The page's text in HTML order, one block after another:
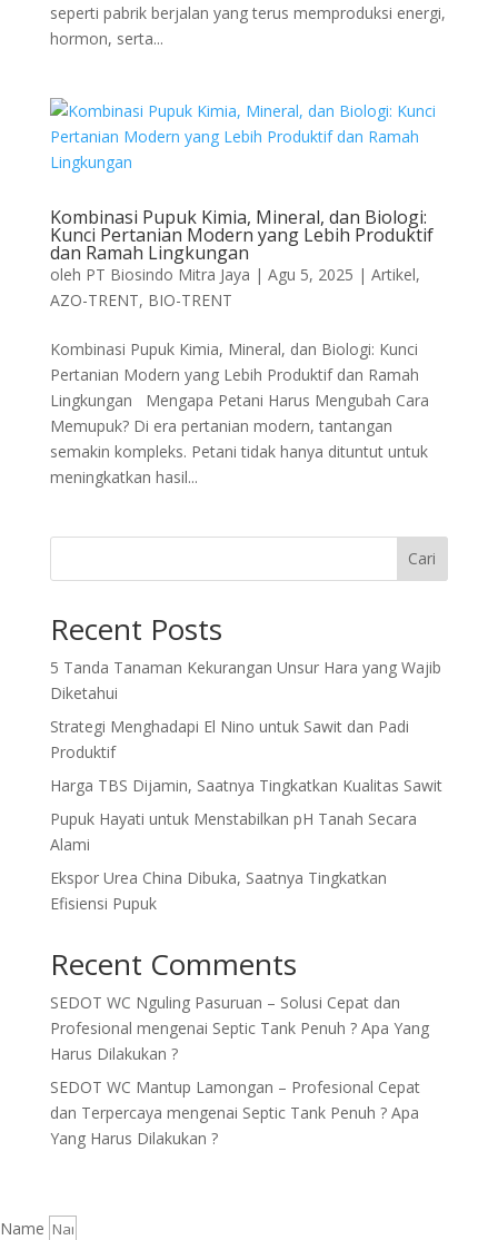
seperti pabrik berjalan yang terus memproduksi energi,
hormon, serta...
Kombinasi Pupuk Kimia, Mineral, dan Biologi:
Kunci Pertanian Modern yang Lebih Produktif
dan Ramah Lingkungan
oleh PT Biosindo Mitra Jaya | Agu 5, 2025 | Artikel,
AZO-TRENT, BIO-TRENT
Kombinasi Pupuk Kimia, Mineral, dan Biologi: Kunci
Pertanian Modern yang Lebih Produktif dan Ramah
Lingkungan Mengapa Petani Harus Mengubah Cara
Memupuk? Di era pertanian modern, tantangan
semakin kompleks. Petani tidak hanya dituntut untuk
meningkatkan hasil...
Cari
Recent Posts
5 Tanda Tanaman Kekurangan Unsur Hara yang Wajib
Diketahui
Strategi Menghadapi El Nino untuk Sawit dan Padi
Produktif
Harga TBS Dijamin, Saatnya Tingkatkan Kualitas Sawit
Pupuk Hayati untuk Menstabilkan pH Tanah Secara
Alami
Ekspor Urea China Dibuka, Saatnya Tingkatkan
Efisiensi Pupuk
Recent Comments
SEDOT WC Nguling Pasuruan – Solusi Cepat dan
Profesional mengenai Septic Tank Penuh ? Apa Yang
Harus Dilakukan ?
SEDOT WC Mantup Lamongan – Profesional Cepat
dan Terpercaya mengenai Septic Tank Penuh ? Apa
Yang Harus Dilakukan ?
Name